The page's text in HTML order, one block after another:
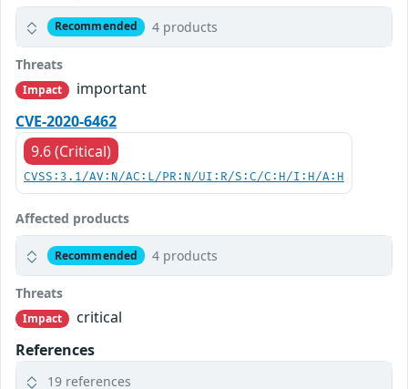
Recommended 4 products
Threats
Impact
important
CVE-2020-6462
9.6 (Critical)
CVSS:3.1/AV:N/AC:L/PR:N/UI:R/S:C/C:H/I:H/A:H
Affected products
Recommended 4 products
Threats
Impact
critical
References
19 references